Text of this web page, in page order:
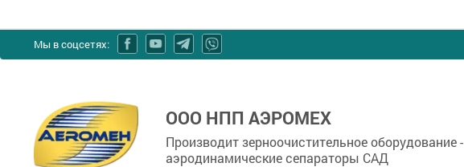
Мы в соцсетях:
ООО НПП АЭРОМЕХ
Производит зерноочистительное оборудование -
аэродинамические сепараторы САД